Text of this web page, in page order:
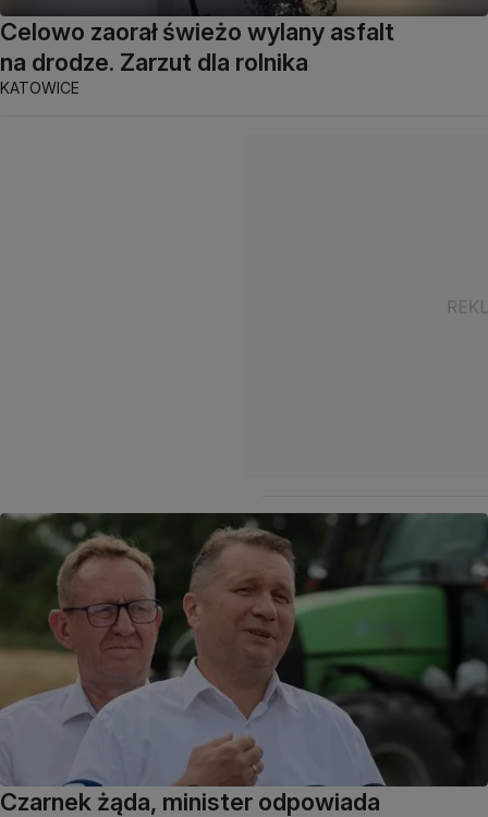
Celowo zaorał świeżo wylany asfalt
na drodze. Zarzut dla rolnika
KATOWICE
Czarnek żąda, minister odpowiada